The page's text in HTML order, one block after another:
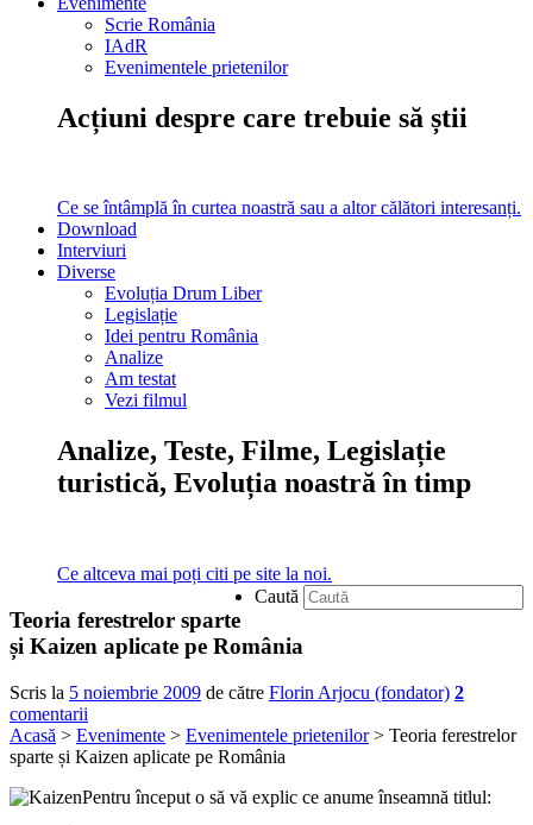
Scrie România
IAdR
Evenimentele prietenilor
Acțiuni despre care trebuie să știi
Ce se întâmplă în curtea noastră sau a altor călători interesanți.
Download
Interviuri
Diverse
Evoluția Drum Liber
Legislație
Idei pentru România
Analize
Am testat
Vezi filmul
Analize, Teste, Filme, Legislație
turistică, Evoluția noastră în timp
Ce altceva mai poți citi pe site la noi.
Caută
Teoria ferestrelor sparte
și Kaizen aplicate pe România
Scris la 5 noiembrie 2009 de către Florin Arjocu (fondator) 2
comentarii
Acasă > Evenimente > Evenimentele prietenilor> Teoria ferestrelor
sparte și Kaizen aplicate pe România
Pentru început o să vă explic ce anume înseamnă titlul: